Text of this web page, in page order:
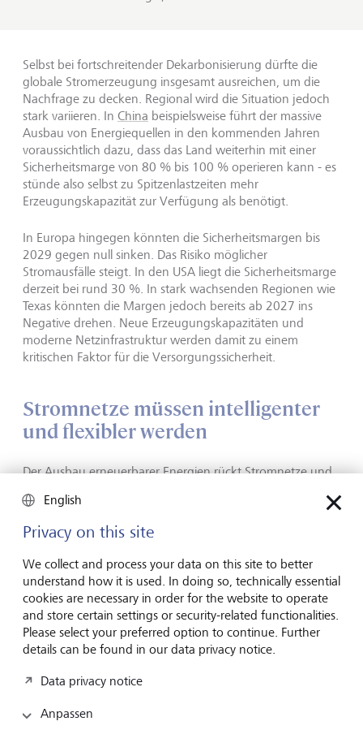
Selbst bei fortschreitender Dekarbonisierung dürfte die
globale Stromerzeugung insgesamt ausreichen, um die
Nachfrage zu decken. Regional wird die Situation jedoch
stark variieren. In China beispielsweise führt der massive
Ausbau von Energiequellen in den kommenden Jahren
voraussichtlich dazu, dass das Land weiterhin mit einer
Sicherheitsmarge von 80 % bis 100 % operieren kann - es
stünde also selbst zu Spitzenlastzeiten mehr
Erzeugungskapazität zur Verfügung als benötigt.
In Europa hingegen könnten die Sicherheitsmargen bis
2029 gegen null sinken. Das Risiko möglicher
Stromausfälle steigt. In den USA liegt die Sicherheitsmarge
derzeit bei rund 30 %. In stark wachsenden Regionen wie
Texas könnten die Margen jedoch bereits ab 2027 ins
Negative drehen. Neue Erzeugungskapazitäten und
moderne Netzinfrastruktur werden damit zu einem
kritischen Faktor für die Versorgungssicherheit.
Stromnetze müssen intelligenter
und flexibler werden
Der Ausbau erneuerbarer Energien rückt Stromnetze und
Struktur der Stromerzeugung verändert sich grundlegend,
wenn die Erzeugung nicht mehr ausschliesslich aus
zentralen Kraftwerken für fossile Brennstoffe, Kernenergie
oder Wasserkraft stammt.
Heute wird Strom zunehmend weit entfernt von
Verbrauchszentren erzeugt - etwa inOffshore-Windparks
oder grossflächigen Solaranlagen in Wüstenregionen.
Gleichzeitig produzieren immer mehr Verbraucherinnen
und Verbraucher selbst Strom, beispielsweise über
Photovoltaikanlagen auf dem Dach oder über
oder Rechenzentren.
English
Privacy on this site
We collect and process your data on this site to better
understand how it is used. In doing so, technically essential
cookies are necessary in order for the website to operate
and store certain settings or security-related functionalities.
Please select your preferred option to continue. Further
details can be found in our data privacy notice.
Data privacy notice
Anpassen